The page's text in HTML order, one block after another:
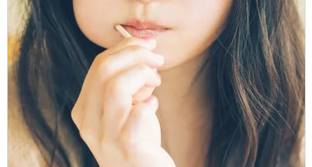
雑誌
S Cawaii! ME
声優写真集・フォトブック
声優グッズ
グラビア